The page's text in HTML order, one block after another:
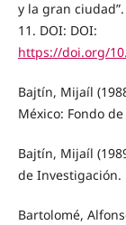
y la gran
11. DOI: DOI:
https://doi.org/
Bajtín, Mijaíl
México: Fondo
Bajtín, Mijaíl
de Investigación.
Bartolomé,